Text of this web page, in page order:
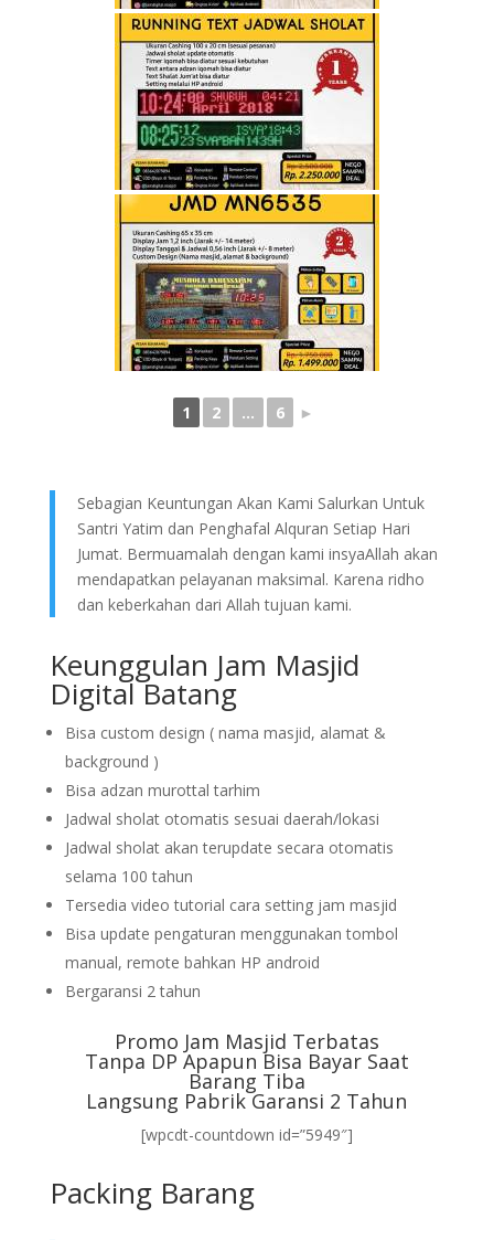
1 2 ... 6 ►
Sebagian Keuntungan Akan Kami Salurkan Untuk
Santri Yatim dan Penghafal Alquran Setiap Hari
Jumat. Bermuamalah dengan kami insyaAllah akan
mendapatkan pelayanan maksimal. Karena ridho
dan keberkahan dari Allah tujuan kami.
Keunggulan Jam Masjid
Digital Batang
Bisa custom design ( nama masjid, alamat &
background )
Bisa adzan murottal tarhim
Jadwal sholat otomatis sesuai daerah/lokasi
Jadwal sholat akan terupdate secara otomatis
selama 100 tahun
Tersedia video tutorial cara setting jam masjid
Bisa update pengaturan menggunakan tombol
manual, remote bahkan HP android
Bergaransi 2 tahun
Promo Jam Masjid Terbatas
Tanpa DP Apapun Bisa Bayar Saat
Barang Tiba
Langsung Pabrik Garansi 2 Tahun
[wpcdt-countdown id=”5949″]
Packing Barang